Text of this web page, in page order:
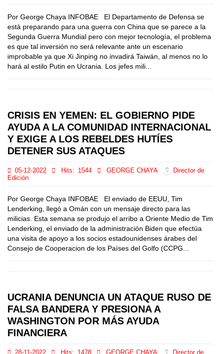
Por George Chaya INFOBAE El Departamento de Defensa se
está preparando para una guerra con China que se parece a la
Segunda Guerra Mundial pero con mejor tecnología, el problema
es que tal inversión no será relevante ante un escenario
improbable ya que Xi Jinping no invadirá Taiwán, al menos no lo
hará al estilo Putin en Ucrania. Los jefes mili...
CRISIS EN YEMEN: EL GOBIERNO PIDE
AYUDA A LA COMUNIDAD INTERNACIONAL
Y EXIGE A LOS REBELDES HUTÍES
DETENER SUS ATAQUES
05-12-2022 Hits: 1544 GEORGE CHAYA
Director de
Edición
Por George Chaya INFOBAE El enviado de EEUU, Tim
Lenderking, llegó a Omán con un mensaje directo para las
milicias. Esta semana se produjo el arribo a Oriente Medio de Tim
Lenderking, el enviado de la administración Biden que efectúa
una visita de apoyo a los socios estadounidenses árabes del
Consejo de Cooperacion de los Países del Golfo (CCPG...
UCRANIA DENUNCIA UN ATAQUE RUSO DE
FALSA BANDERA Y PRESIONA A
WASHINGTON POR MÁS AYUDA
FINANCIERA